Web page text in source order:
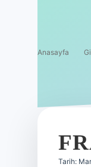
Anasayfa
Tarih: